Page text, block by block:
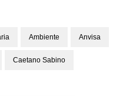
Ambiente Anvisa
Caetano Sabino